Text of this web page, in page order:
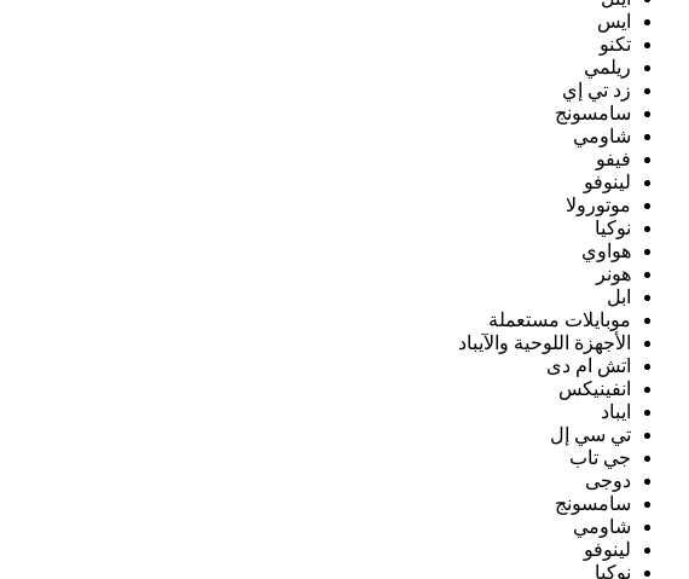
ايس
تكنو
ريلمي
زد تي إي
سامسونج
شاومي
فيفو
لينوفو
موتورولا
نوكيا
هواوي
هونر
ابل
موبايلات مستعملة
الأجهزة اللوحية والآيباد
اتش ام دى
انفينيكس
ايباد
تي سي إل
جي تاب
دوجى
سامسونج
شاومي
لينوفو
نوكيا